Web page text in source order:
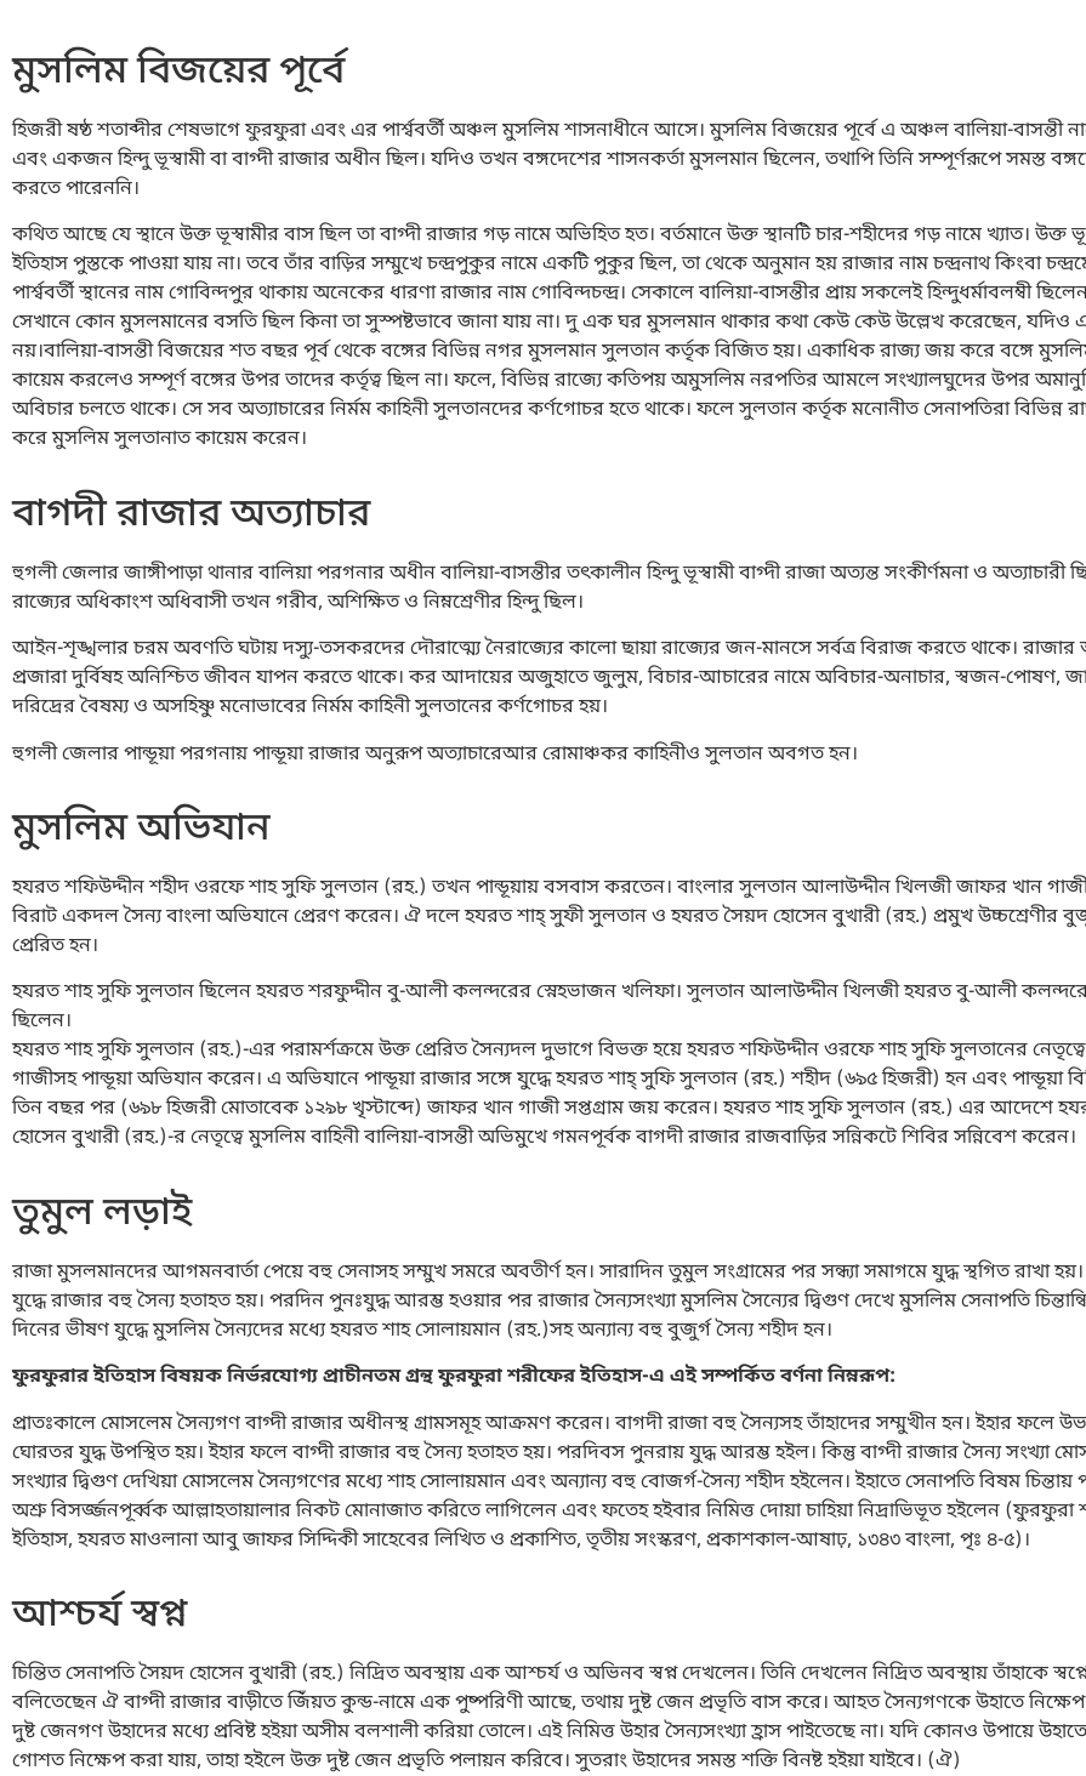
মুসলিম বিজয়ের পূর্বে
হিজরী ষষ্ঠ শতাব্দীর শেষভাগে ফুরফুরা এবং এর পার্শ্ববর্তী অঞ্চল মুসলিম শাসনাধীনে আসে। মুসলিম বিজয়ের পূর্বে এ অঞ্চল বালিয়া-বাসন্তী
এবং একজন হিন্দু ভূস্বামী বা বাগ্দী রাজার অধীন ছিল। যদিও তখন বঙ্গদেশের শাসনকর্তা মুসলমান ছিলেন, তথাপি তিনি সম্পূর্ণরূপে সমস্ত
করতে পারেননি।
কথিত আছে যে স্থানে উক্ত ভূস্বামীর বাস ছিল তা বাগ্দী রাজার গড় নামে অভিহিত হত। বর্তমানে উক্ত স্থানটি চার-শহীদের গড় নামে খ্যাত। উক্ত
ইতিহাস পুস্তকে পাওয়া যায় না। তবে তাঁর বাড়ির সম্মুখে চন্দ্রপুকুর নামে একটি পুকুর ছিল, তা থেকে অনুমান হয় রাজার নাম চন্দ্রনাথ কিংবা
পার্শ্ববর্তী স্থানের নাম গোবিন্দপুর থাকায় অনেকের ধারণা রাজার নাম গোবিন্দচন্দ্র। সেকালে বালিয়া-বাসন্তীর প্রায় সকলেই হিন্দুধর্মাবলম্বী
সেখানে কোন মুসলমানের বসতি ছিল কিনা তা সুস্পষ্টভাবে জানা যায় না। দু এক ঘর মুসলমান থাকার কথা কেউ কেউ উল্লেখ করেছেন, যদিও এ
নয়।বালিয়া-বাসন্তী বিজয়ের শত বছর পূর্ব থেকে বঙ্গের বিভিন্ন নগর মুসলমান সুলতান কর্তৃক বিজিত হয়। একাধিক রাজ্য জয় করে বঙ্গে
কায়েম করলেও সম্পূর্ণ বঙ্গের উপর তাদের কর্তৃত্ব ছিল না। ফলে, বিভিন্ন রাজ্যে কতিপয় অমুসলিম নরপতির আমলে সংখ্যালঘুদের উপর
অবিচার চলতে থাকে। সে সব অত্যাচারের নির্মম কাহিনী সুলতানদের কর্ণগোচর হতে থাকে। ফলে সুলতান কর্তৃক মনোনীত সেনাপতিরা বিভিন্ন
করে মুসলিম সুলতানাত কায়েম করেন।
বাগদী রাজার অত্যাচার
হুগলী জেলার জাঙ্গীপাড়া থানার বালিয়া পরগনার অধীন বালিয়া-বাসন্তীর তৎকালীন হিন্দু ভূস্বামী বাগ্দী রাজা অত্যন্ত সংকীর্ণমনা ও অত্যাচারী
রাজ্যের অধিকাংশ অধিবাসী তখন গরীব, অশিক্ষিত ও নিম্নশ্রেণীর হিন্দু ছিল।
আইন-শৃঙ্খলার চরম অবণতি ঘটায় দস্যু-তসকরদের দৌরাত্ম্যে নৈরাজ্যের কালো ছায়া রাজ্যের জন-মানসে সর্বত্র বিরাজ করতে থাকে।
প্রজারা দুর্বিষহ অনিশ্চিত জীবন যাপন করতে থাকে। কর আদায়ের অজুহাতে জুলুম, বিচার-আচারের নামে অবিচার-অনাচার, স্বজন-পোষণ,
দরিদ্রের বৈষম্য ও অসহিষ্ণু মনোভাবের নির্মম কাহিনী সুলতানের কর্ণগোচর হয়।
হুগলী জেলার পান্ডূয়া পরগনায় পান্ডূয়া রাজার অনুরূপ অত্যাচারেআর রোমাঞ্চকর কাহিনীও সুলতান অবগত হন।
মুসলিম অভিযান
হযরত শফিউদ্দীন শহীদ ওরফে শাহ সুফি সুলতান (রহ.) তখন পান্ডূয়ায় বসবাস করতেন। বাংলার সুলতান আলাউদ্দীন খিলজী জাফর খান
বিরাট একদল সৈন্য বাংলা অভিযানে প্রেরণ করেন। ঐ দলে হযরত শাহ্ সুফী সুলতান ও হযরত সৈয়দ হোসেন বুখারী (রহ.) প্রমুখ উচ্চশ্রেণীর
প্রেরিত হন।
হযরত শাহ সুফি সুলতান ছিলেন হযরত শরফুদ্দীন বু-আলী কলন্দরের স্নেহভাজন খলিফা। সুলতান আলাউদ্দীন খিলজী হযরত বু-আলী
ছিলেন।
হযরত শাহ সুফি সুলতান (রহ.)-এর পরামর্শক্রমে উক্ত প্রেরিত সৈন্যদল দুভাগে বিভক্ত হয়ে হযরত শফিউদ্দীন ওরফে শাহ সুফি সুলতানের
গাজীসহ পান্ডূয়া অভিযান করেন। এ অভিযানে পান্ডূয়া রাজার সঙ্গে যুদ্ধে হযরত শাহ্ সুফি সুলতান (রহ.) শহীদ (৬৯৫ হিজরী) হন এবং পান্ডূয়া
তিন বছর পর (৬৯৮ হিজরী মোতাবেক ১২৯৮ খৃস্টাব্দে) জাফর খান গাজী সপ্তগ্রাম জয় করেন। হযরত শাহ সুফি সুলতান (রহ.) এর আদেশে
হোসেন বুখারী (রহ.)-র নেতৃত্বে মুসলিম বাহিনী বালিয়া-বাসন্তী অভিমুখে গমনপূর্বক বাগদী রাজার রাজবাড়ির সন্নিকটে শিবির সন্নিবেশ করেন।
তুমুল লড়াই
রাজা মুসলমানদের আগমনবার্তা পেয়ে বহু সেনাসহ সম্মুখ সমরে অবতীর্ণ হন। সারাদিন তুমুল সংগ্রামের পর সন্ধ্যা সমাগমে যুদ্ধ স্থগিত রাখা
যুদ্ধে রাজার বহু সৈন্য হতাহত হয়। পরদিন পুনঃযুদ্ধ আরম্ভ হওয়ার পর রাজার সৈন্যসংখ্যা মুসলিম সৈন্যের দ্বিগুণ দেখে মুসলিম সেনাপতি
দিনের ভীষণ যুদ্ধে মুসলিম সৈন্যদের মধ্যে হযরত শাহ সোলায়মান (রহ.)সহ অন্যান্য বহু বুজুর্গ সৈন্য শহীদ হন।
ফুরফুরার ইতিহাস বিষয়ক নির্ভরযোগ্য প্রাচীনতম গ্রন্থ ফুরফুরা শরীফের ইতিহাস-এ এই সম্পর্কিত বর্ণনা নিম্নরূপ:
প্রাতঃকালে মোসলেম সৈন্যগণ বাগ্দী রাজার অধীনস্থ গ্রামসমূহ আক্রমণ করেন। বাগদী রাজা বহু সৈন্যসহ তাঁহাদের সম্মুখীন হন। ইহার ফলে
ঘোরতর যুদ্ধ উপস্থিত হয়। ইহার ফলে বাগ্দী রাজার বহু সৈন্য হতাহত হয়। পরদিবস পুনরায় যুদ্ধ আরম্ভ হইল। কিন্তু বাগ্দী রাজার সৈন্য সংখ্যা
সংখ্যার দ্বিগুণ দেখিয়া মোসলেম সৈন্যগণের মধ্যে শাহ সোলায়মান এবং অন্যান্য বহু বোজর্গ-সৈন্য শহীদ হইলেন। ইহাতে সেনাপতি বিষম চিন্তায়
অশ্রু বিসর্জ্জনপূর্ব্বক আল্লাহতায়ালার নিকট মোনাজাত করিতে লাগিলেন এবং ফতেহ হইবার নিমিত্ত দোয়া চাহিয়া নিদ্রাভিভূত হইলেন (ফুরফুরা
ইতিহাস, হযরত মাওলানা আবু জাফর সিদ্দিকী সাহেবের লিখিত ও প্রকাশিত, তৃতীয় সংস্করণ, প্রকাশকাল-আষাঢ়, ১৩৪৩ বাংলা, পৃঃ ৪-৫)।
আশ্চর্য স্বপ্ন
চিন্তিত সেনাপতি সৈয়দ হোসেন বুখারী (রহ.) নিদ্রিত অবস্থায় এক আশ্চর্য ও অভিনব স্বপ্ন দেখলেন। তিনি দেখলেন নিদ্রিত অবস্থায় তাঁহাকে
বলিতেছেন ঐ বাগ্দী রাজার বাড়ীতে জিঁয়ত কুন্ড-নামে এক পুষ্পরিণী আছে, তথায় দুষ্ট জেন প্রভৃতি বাস করে। আহত সৈন্যগণকে উহাতে
দুষ্ট জেনগণ উহাদের মধ্যে প্রবিষ্ট হইয়া অসীম বলশালী করিয়া তোলে। এই নিমিত্ত উহার সৈন্যসংখ্যা হ্রাস পাইতেছে না। যদি কোনও উপায়ে
গোশত নিক্ষেপ করা যায়, তাহা হইলে উক্ত দুষ্ট জেন প্রভৃতি পলায়ন করিবে। সুতরাং উহাদের সমস্ত শক্তি বিনষ্ট হইয়া যাইবে। (ঐ)